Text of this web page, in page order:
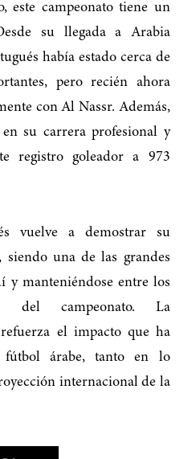
este campeonato tiene un
su llegada a Arabia
había estado cerca de
pero recién ahora
con Al Nassr. Además,
su carrera profesional y
registro goleador a 973
vuelve a demostrar su
siendo una de las grandes
y manteniéndose entre los
del campeonato. La
el impacto que ha
árabe, tanto en lo
internacional de la